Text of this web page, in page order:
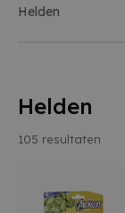
Helden
Helden
105 resultaten